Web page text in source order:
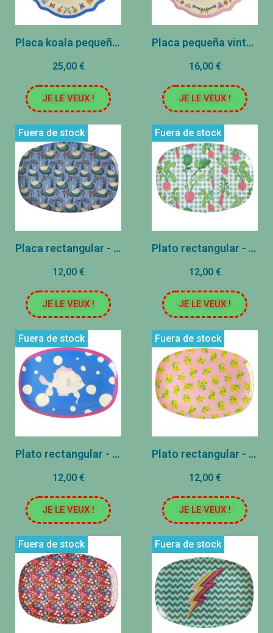
Placa koala pequeña - Azul
25,00 €
JE LE VEUX !
Placa pequeña vintage - Rose
16,00 €
JE LE VEUX !
Fuera de stock
Placa rectangular - Azul - Lago de sándwich Imprimir
12,00 €
JE LE VEUX !
Fuera de stock
Plato rectangular - Rábano - Azul
12,00 €
JE LE VEUX !
Fuera de stock
Plato rectangular - Pescado
12,00 €
JE LE VEUX !
Fuera de stock
Plato rectangular - Limón
12,00 €
JE LE VEUX !
Fuera de stock Fuera de stock